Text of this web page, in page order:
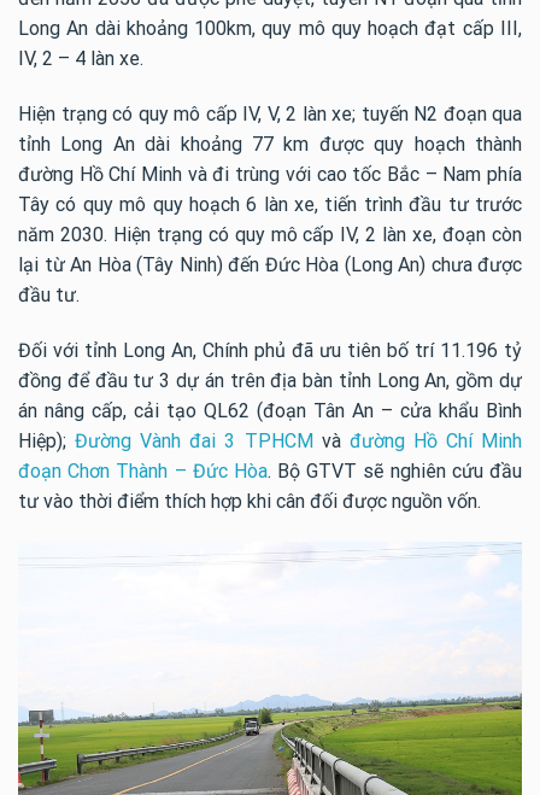
Long An dài khoảng 100km, quy mô quy hoạch đạt cấp III,
IV, 2 – 4 làn xe.
Hiện trạng có quy mô cấp IV, V, 2 làn xe; tuyến N2 đoạn qua
tỉnh Long An dài khoảng 77 km được quy hoạch thành
đường Hồ Chí Minh và đi trùng với cao tốc Bắc – Nam phía
Tây có quy mô quy hoạch 6 làn xe, tiến trình đầu tư trước
năm 2030. Hiện trạng có quy mô cấp IV, 2 làn xe, đoạn còn
lại từ An Hòa (Tây Ninh) đến Đức Hòa (Long An) chưa được
đầu tư.
Đối với tỉnh Long An, Chính phủ đã ưu tiên bố trí 11.196 tỷ
đồng để đầu tư 3 dự án trên địa bàn tỉnh Long An, gồm dự
án nâng cấp, cải tạo QL62 (đoạn Tân An – cửa khẩu Bình
Hiệp);Đường Vành đai 3 TPHCMvà đường Hồ Chí Minh
đoạn Chơn Thành – Đức Hòa. Bộ GTVT sẽ nghiên cứu đầu
tư vào thời điểm thích hợp khi cân đối được nguồn vốn.